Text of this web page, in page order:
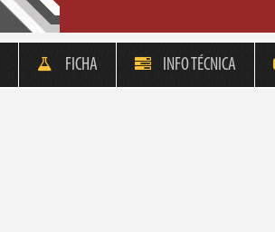
FICHA INFO TÉCNICA